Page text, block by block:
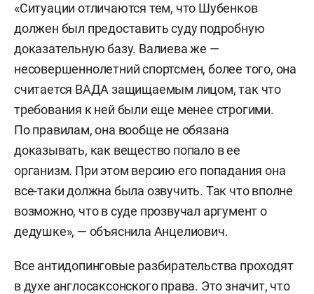
«Ситуации отличаются тем, что Шубенков
должен был предоставить суду подробную
доказательную базу. Валиева же —
несовершеннолетний спортсмен, более того, она
считается ВАДА защищаемым лицом, так что
требования к ней были еще менее строгими.
По правилам, она вообще не обязана
доказывать, как вещество попало в ее
организм. При этом версию его попадания она
все-таки должна была озвучить. Так что вполне
возможно, что в суде прозвучал аргумент о
дедушке», — объяснила Анцелиович.
Все антидопинговые разбирательства проходят
в духе англосаксонского права. Это значит, что